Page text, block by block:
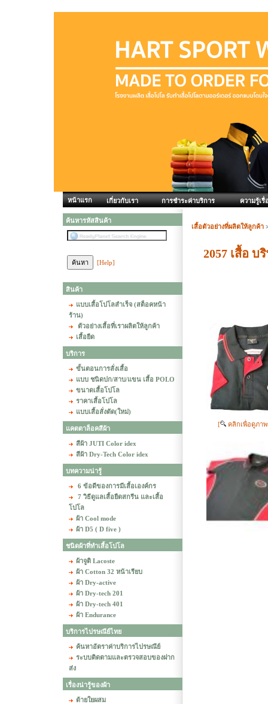
หน้าแรก เกี่ยวกับเรา การชำระค่าบริการ ความรู้เรื่
ค้นหารหัสสินค้า
[Help]
สินค้า
แบบเสื้อโปโลสำเร็จ (สต็อคหน้า
ร้าน)
ตัวอย่างเสื้อที่เราผลิตให้ลูกค้า
เสื้อยืด
บริการ
ขั้นตอนการสั่งเสื้อ
แบบ ชนิดปก/สาบ/แขน เสื้อ POLO
ขนาดเสื้อโปโล
ราคาเสื้อโปโล
แบบเสื้อสั่งตัด(ใหม่)
แคตตาล็อคสีผ้า
สีผ้า JUTI Color idex
สีผ้า Dry-Tech Color idex
บทความน่ารู้
6 ข้อดีของการมีเสื้อเองค์กร
7 วิธีดูแลเสื้อยืดสกรีน และเสื้อ
โปโล
ผ้า Cool mode
ผ้า D5 ( D five )
ชนิดผ้าที่ทำเสื้อโปโล
ผ้าจูติ Lacoste
ผ้า Cotton 32 หน้าเรียบ
ผ้า Dry-active
ผ้า Dry-tech 201
ผ้า Dry-tech 401
ผ้า Endurance
บริการไปรษณีย์ไทย
ค้นหาอัตราค่าบริการไปรษณีย์
ระบบติดตามและตรวจสอบของฝาก
ส่ง
เรื่องน่ารู้ของผ้า
ด้ายใยผสม
เสื้อตัวอย่างที่ผลิตให้ลูกค้า
2057 เสื้อ
[ คลิกเพื่อดูภาพ